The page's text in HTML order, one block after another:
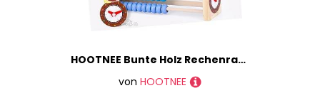
HOOTNEE Bunte Holz Rechenrahmen mit Reihen und Doppelseitigem Zeichenbrett Pädagogisches Lernspielzeug für Rechenfähigkeit Feinmotorik und Kreativer Gestaltung
von HOOTNEE